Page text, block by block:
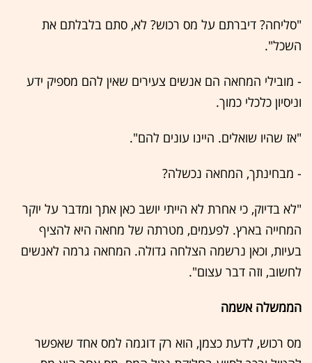
"סליחה? דיברתם על מס רכוש? לא, סתם בלבלתם את
השכל".
- מובילי המחאה הם אנשים צעירים שאין להם מספיק ידע
וניסיון כלכלי כמוך.
"אז שהיו שואלים. היינו עונים להם".
- מבחינתך, המחאה נכשלה?
"לא בדיוק, כי אחרת לא הייתי יושב כאן אתך ומדבר על יוקר
המחייה בארץ. לפעמים, מטרתה של מחאה היא להציף
בעיות, וכאן נרשמה הצלחה גדולה. המחאה גרמה לאנשים
לחשוב, וזה דבר עצום".
הממשלה אשמה
מס רכוש, לדעת כצמן, הוא רק דוגמה למס אחד שאפשר